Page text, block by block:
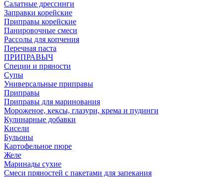
Салатные дрессинги
Заправки корейские
Приправы корейские
Панировочные смеси
Рассолы для копчения
Перечная паста
ПРИПРАВЫЧ
Специи и пряности
Супы
Универсальные приправы
Приправы
Приправы для маринования
Мороженое, кексы, глазури, крема и пудинги
Кулинарные добавки
Кисели
Бульоны
Картофельное пюре
Желе
Маринады сухие
Смеси пряностей с пакетами для запекания